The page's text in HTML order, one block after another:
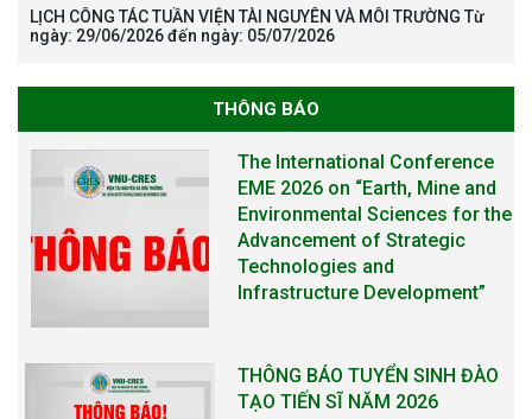
LỊCH CÔNG TÁC TUẦN VIỆN TÀI NGUYÊN VÀ MÔI TRƯỜNG Từ
ngày: 29/06/2026 đến ngày: 05/07/2026
THÔNG BÁO
The International Conference
EME 2026 on “Earth, Mine and
Environmental Sciences for the
Advancement of Strategic
Technologies and
Infrastructure Development”
THÔNG BÁO TUYỂN SINH ĐÀO
TẠO TIẾN SĨ NĂM 2026